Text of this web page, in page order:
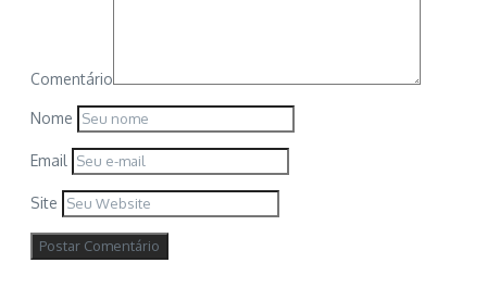
Comentário
Nome
Email
Site